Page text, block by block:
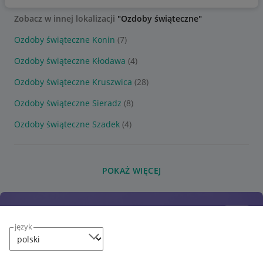
język
Zobacz w innej lokalizacji "Ozdoby świąteczne"
Ozdoby świąteczne Konin (7)
Ozdoby świąteczne Kłodawa (4)
Ozdoby świąteczne Kruszwica (28)
Ozdoby świąteczne Sieradz (8)
Ozdoby świąteczne Szadek (4)
POKAŻ WIĘCEJ